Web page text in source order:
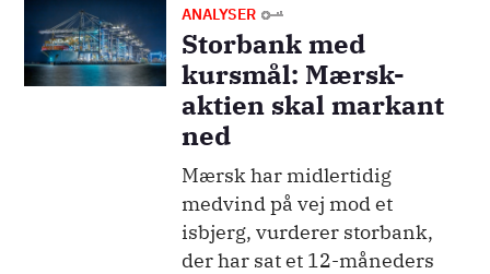
Billede ANALYSER
Storbank med
kursmål: Mærsk-
aktien skal markant
ned
Mærsk har midlertidig
medvind på vej mod et
isbjerg, vurderer storbank,
der har sat et 12-måneders